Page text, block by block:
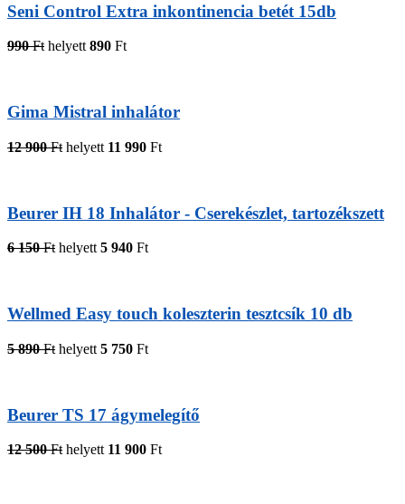
Seni Control Extra inkontinencia betét 15db
990 Fthelyett890 Ft
Gima Mistral inhalátor
12 900 Ft helyett 11 990 Ft
Beurer IH 18 Inhalátor - Cserekészlet, tartozékszett
6 150 Ft helyett 5 940 Ft
Wellmed Easy touch koleszterin tesztcsík 10 db
5 890 Ft helyett 5 750 Ft
Beurer TS 17 ágymelegítő
12 500 Ft helyett 11 900 Ft